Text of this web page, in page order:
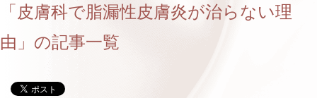
「皮膚科で脂漏性皮膚炎が治らない理
由」の記事一覧